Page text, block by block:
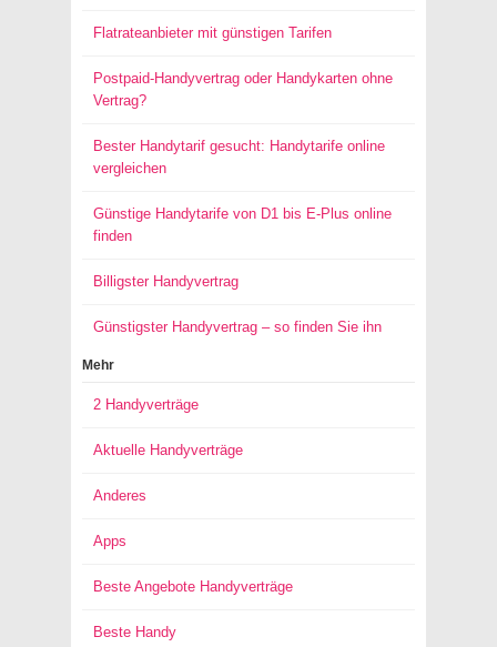
Flatrateanbieter mit günstigen Tarifen
Postpaid-Handyvertrag oder Handykarten ohne
Vertrag?
Bester Handytarif gesucht: Handytarife online
vergleichen
Günstige Handytarife von D1 bis E-Plus online
finden
Billigster Handyvertrag
Günstigster Handyvertrag – so finden Sie ihn
Mehr
2 Handyverträge
Aktuelle Handyverträge
Anderes
Apps
Beste Angebote Handyverträge
Beste Handy